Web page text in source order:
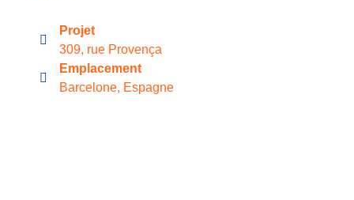
Projet
309, rue Provença
Emplacement
Barcelone, Espagne